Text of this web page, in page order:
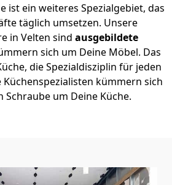
ist ein weiteres Spezialgebiet, das
täglich umsetzen. Unsere
in Velten sind ausgebildete
sich um Deine Möbel. Das
die Spezialdisziplin für jeden
Küchenspezialisten kümmern sich
Schraube um Deine Küche.